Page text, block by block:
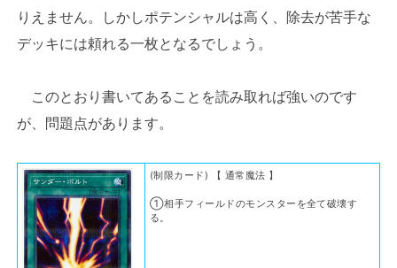
りえません。しかしポテンシャルは高く、除去が苦手な
デッキには頼れる一枚となるでしょう。
このとおり書いてあることを読み取れば強いのです
が、問題点があります。
(制限カード) 【 通常魔法 】
①相手フィールドのモンスターを全て破壊す
る。